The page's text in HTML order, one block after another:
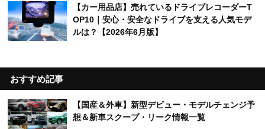
【カー用品店】売れているドライブレコーダーT
OP10｜安心・安全なドライブを支える人気モデ
ルは？【2026年6月版】
おすすめ記事
【国産＆外車】新型デビュー・モデルチェンジ予
想＆新車スクープ・リーク情報一覧